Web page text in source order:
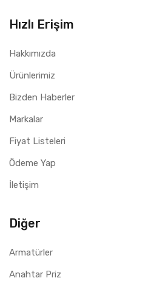
Hızlı Erişim
Hakkımızda
Ürünlerimiz
Bizden Haberler
Markalar
Fiyat Listeleri
Ödeme Yap
İletişim
Diğer
Armatürler
Anahtar Priz